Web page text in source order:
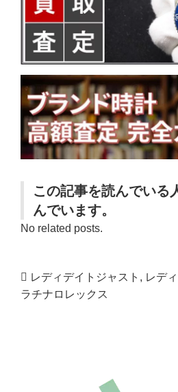
この記事を読んでいる
んでいます。
No related posts.
レディデイトジャスト , レデ
ラチナロレックス